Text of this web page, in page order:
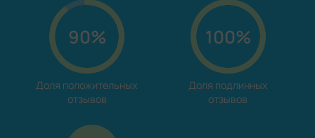
90%
Доля положительных
отзывов
100%
Доля подлинных
отзывов